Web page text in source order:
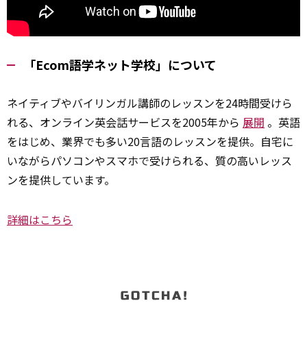
「Ecom語学ネット学校」について
ネイティブやバイリンガル講師のレッスンを24時間受けら
れる、オンライン英会話サービスを2005年から 展開 。英語
をはじめ、業界でも多い20言語のレッスンを提供。自宅に
いながらパソコンやスマホで受けられる、質の高いレッス
ンを提供しています。
詳細はこちら